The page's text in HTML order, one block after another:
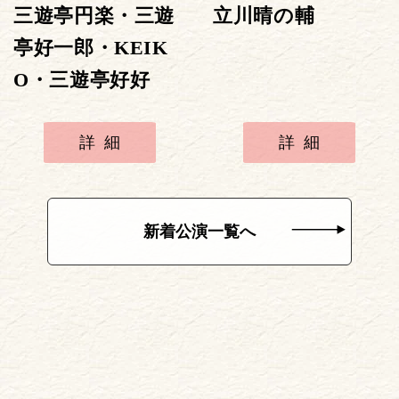
三遊亭円楽・三遊
亭好一郎・KEIK
O・三遊亭好好
詳細
立川晴の輔
詳細
新着公演一覧へ